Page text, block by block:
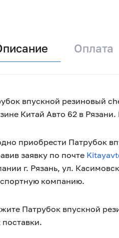
Оплата
впускной резиновый
Китай Авто 62 в
приобрести Патрубок
заявку по почте
г. Рязань, ул.
компанию.
Патрубок впускной
поставки.